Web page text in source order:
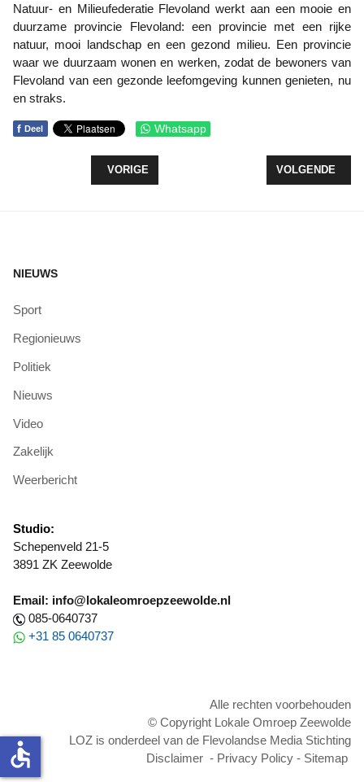
Natuur- en Milieufederatie Flevoland werkt aan een mooie en
duurzame provincie Flevoland: een provincie met een rijke
natuur, mooi landschap en een gezond milieu. Een provincie
waar we duurzaam wonen en werken, zodat de bewoners van
Flevoland van een gezonde leefomgeving kunnen genieten, nu
en straks.
f Deel Whatsapp
VORIG ARTIKEL: ROOKMELDERS IN WONING
VORIGE VOLGENDE
VOLGENDE
NIEUWS
Sport
Regionieuws
Politiek
Nieuws
Video
Zakelijk
Weerbericht
Studio:
Schepenveld 21-5
3891 ZK Zeewolde
Email: info@lokaleomroepzeewolde.nl
085-0640737
+31 85 0640737
Alle rechten voorbehouden
© Copyright Lokale Omroep Zeewolde
LOZ is onderdeel van de Flevolandse Media Stichting
Disclaimer - Privacy Policy - Sitemap
accessible